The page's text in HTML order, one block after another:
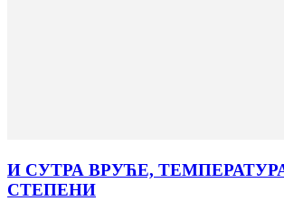
И СУТРА ВРУЋЕ,
СТЕПЕНИ